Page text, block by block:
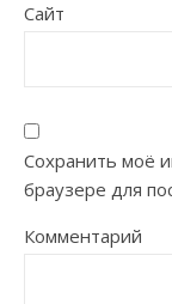
Сайт
Сохранить моё
браузере для
Комментарий